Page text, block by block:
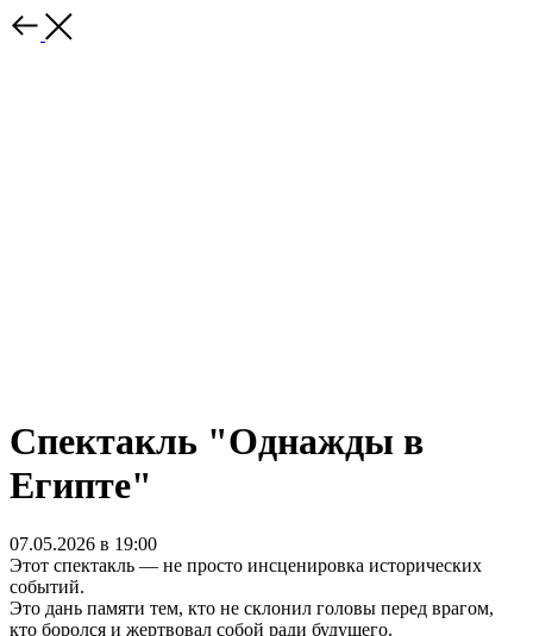
Спектакль "Однажды в
Египте"
07.05.2026 в 19:00
Этот спектакль — не просто инсценировка исторических
событий.
Это дань памяти тем, кто не склонил головы перед врагом,
кто боролся и жертвовал собой ради будущего.